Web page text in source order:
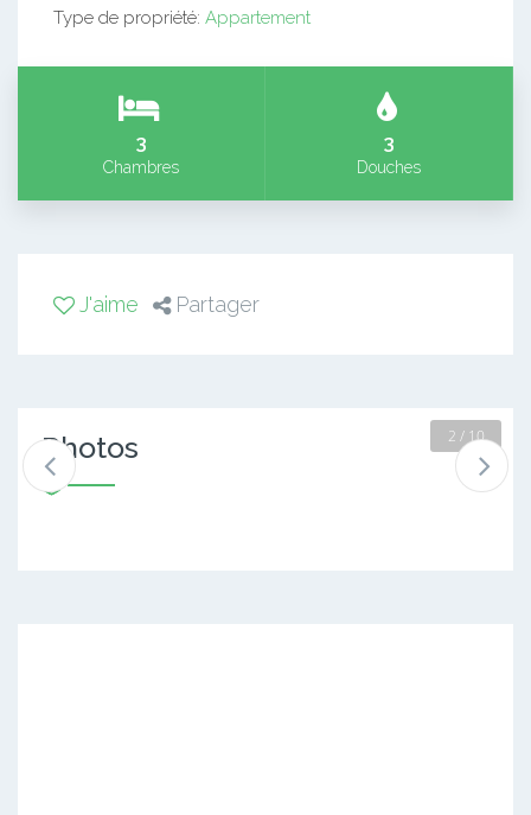
Type de propriété: Appartement
3
Chambres
3
Douches
J'aime Partager
Photos 2 / 10